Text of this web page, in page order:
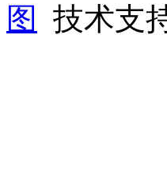
图
技术支